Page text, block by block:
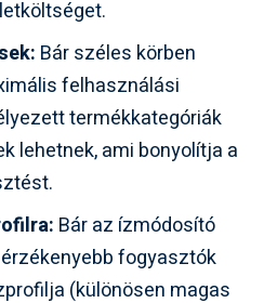
Bár széles körben
felhasználási
termékkategóriák
lehetnek, ami bonyolítja a
Bár az ízmódosító
fogyasztók
(különösen magas